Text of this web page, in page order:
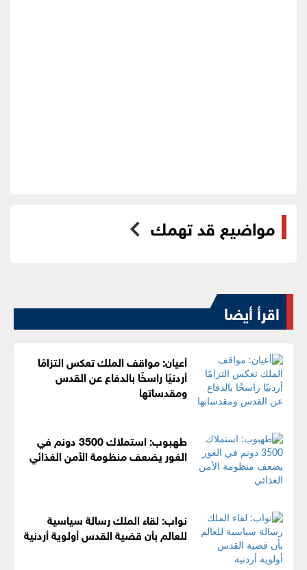
مواضيع قد تهمك
اقرأ أيضا
أعيان: مواقف الملك تعكس التزامًا
أردنيًا راسخًا بالدفاع عن القدس
ومقدساتها
طهبوب: استملاك 3500 دونم في
الغور يضعف منظومة الأمن الغذائي
نواب: لقاء الملك رسالة سياسية
للعالم بأن قضية القدس أولوية أردنية